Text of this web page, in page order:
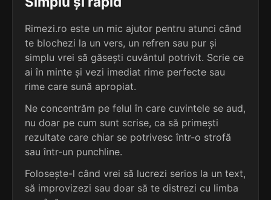
colaborării
5
5 sil.
terminație: rării
terminație: rării
coroborării
5
terminație: rării
Rimezi.ro este un mic ajutor pentru atunci când
te blochezi la un vers, un refren sau pur și
simplu vrei să găsești cuvântul potrivit. Scrie ce
ai în minte și vezi imediat rime perfecte sau
rime care sună apropiat.
Ne concentrăm pe felul în care cuvintele se aud,
nu doar pe cum sunt scrise, ca să primești
rezultate care chiar se potrivesc într-o strofă
sau într-un punchline.
Folosește-l când vrei să lucrezi serios la un text,
să improvizezi sau doar să te distrezi cu limba